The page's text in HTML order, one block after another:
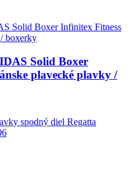
Solid Boxer
plavecké plavky /